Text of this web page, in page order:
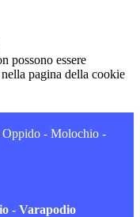
possono essere
pagina della cookie
- Molochio -
- Varapodio